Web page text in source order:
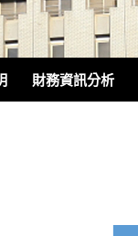
財務資訊分析